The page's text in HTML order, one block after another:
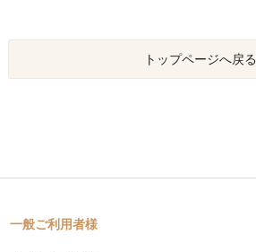
トップページへ戻る
一般ご利用者様